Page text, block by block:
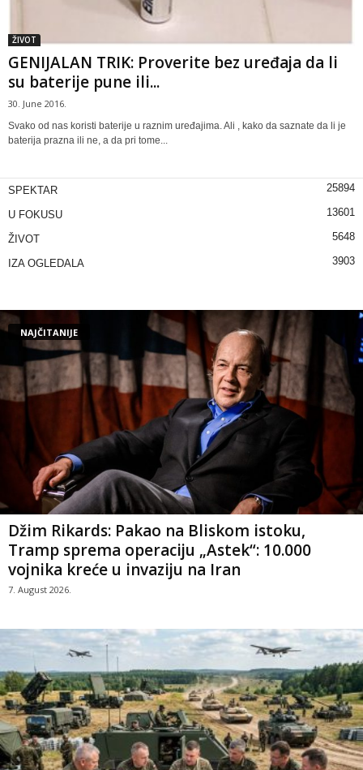
ŽIVOT
GENIJALAN TRIK: Proverite bez uređaja da li
su baterije pune ili...
30. June 2016.
Svako od nas koristi baterije u raznim uređajima. Ali , kako da saznate da li je
baterija prazna ili ne, a da pri tome...
SPEKTAR 25894
U FOKUSU 13601
ŽIVOT 5648
IZA OGLEDALA 3903
NAJČITANIJE
Džim Rikards: Pakao na Bliskom istoku,
Tramp sprema operaciju „Astek“: 10.000
vojnika kreće u invaziju na Iran
7. August 2026.